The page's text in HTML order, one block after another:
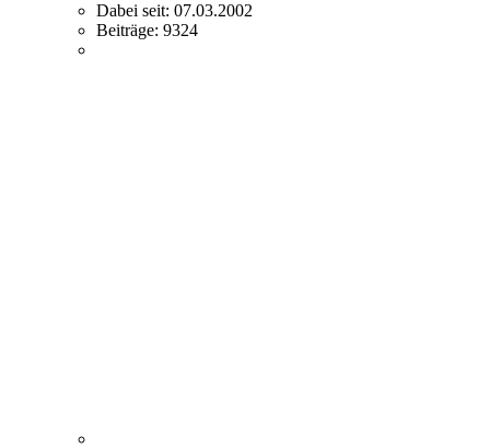
Dabei seit: 07.03.2002
Beiträge: 9324